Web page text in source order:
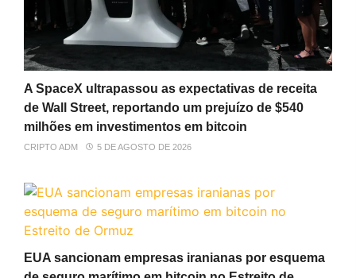
A SpaceX ultrapassou as expectativas de receita
de Wall Street, reportando um prejuízo de $540
milhões em investimentos em bitcoin
CRIPTO ADM 5 DE AGOSTO DE 2026
EUA sancionam empresas iranianas por esquema